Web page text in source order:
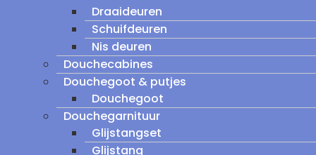
Draaideuren
Schuifdeuren
Nis deuren
Douchecabines
Douchegoot & putjes
Douchegoot
Douchegarnituur
Glijstangset
Glijstang